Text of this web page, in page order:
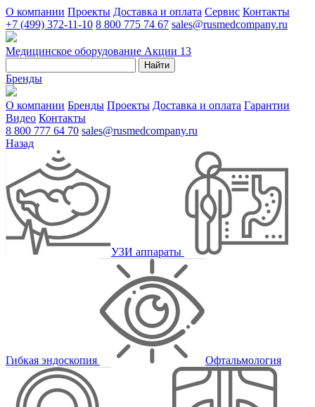
О компании Проекты Доставка и оплата Сервис Контакты
+7 (499) 372-11-10 8 800 775 74 67 sales@rusmedcompany.ru
Медицинское оборудование Акции 13
Найти
Бренды
О компании Бренды Проекты Доставка и оплата Гарантии
Видео Контакты
8 800 777 64 70 sales@rusmedcompany.ru
Назад
УЗИ аппараты
Гибкая эндоскопия Офтальмология